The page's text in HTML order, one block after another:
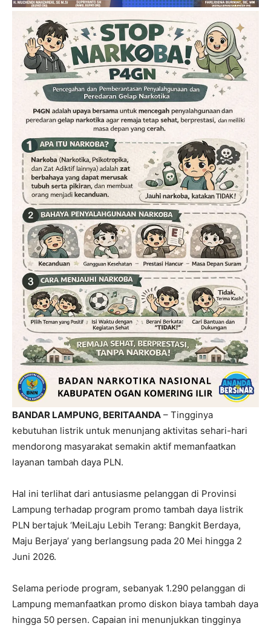
BANDAR LAMPUNG, BERITAANDA – Tingginya
kebutuhan listrik untuk menunjang aktivitas sehari-hari
mendorong masyarakat semakin aktif memanfaatkan
layanan tambah daya PLN.
Hal ini terlihat dari antusiasme pelanggan di Provinsi
Lampung terhadap program promo tambah daya listrik
PLN bertajuk ‘MeiLaju Lebih Terang: Bangkit Berdaya,
Maju Berjaya’ yang berlangsung pada 20 Mei hingga 2
Juni 2026.
Selama periode program, sebanyak 1.290 pelanggan di
Lampung memanfaatkan promo diskon biaya tambah daya
hingga 50 persen. Capaian ini menunjukkan tingginya